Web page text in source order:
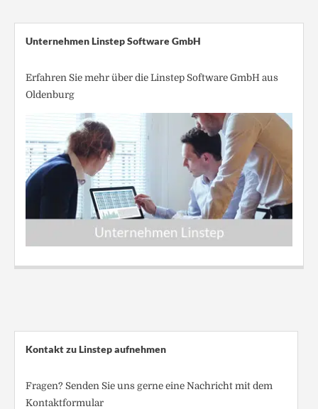
Unternehmen Linstep Software GmbH
Erfahren Sie mehr über die Linstep Software GmbH aus
Oldenburg
Kontakt zu Linstep aufnehmen
Fragen? Senden Sie uns gerne eine Nachricht mit dem
Kontaktformular